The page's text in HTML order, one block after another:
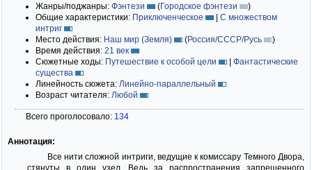
Жанры/поджанры: Фэнтези (Городское фэнтези
)
Общие характеристики: Приключенческое | С множеством
интриг
Место действия: Наш мир (Земля) (Россия/СССР/Русь
)
Время действия: 21 век
Сюжетные ходы: Путешествие к особой цели | Фантастические
существа
Линейность сюжета: Линейно-параллельный
Возраст читателя: Любой
Всего проголосовало: 134
Аннотация:
Все нити сложной интриги, ведущие к комиссару Темного Двора,
стянуты в один узел. Ведь за распространения запрещенного